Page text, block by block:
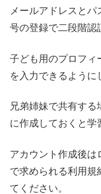
メールアドレスとパ
号の登録で二段階認
子ども用のプロフィ
を入力できるように
兄弟姉妹で共有する
に作成しておくと学
アカウント作成後は
で求められる利用規
てください。